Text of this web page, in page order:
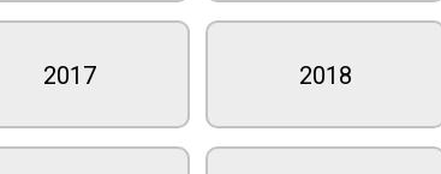
2017 2018